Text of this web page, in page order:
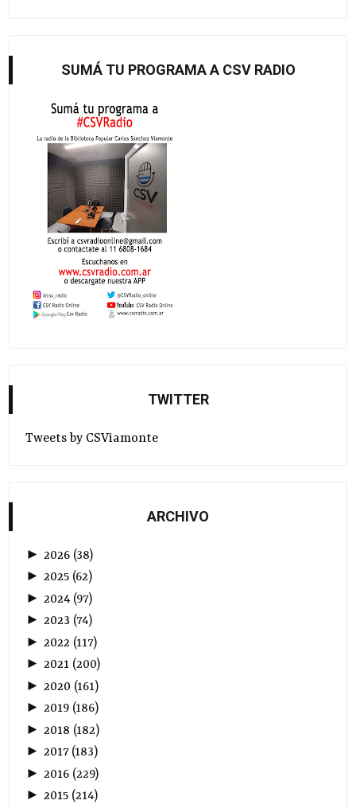
SUMÁ TU PROGRAMA A CSV RADIO
TWITTER
Tweets by CSViamonte
ARCHIVO
► 2026 (38)
►2025 (62)
► 2024 (97)
►2023 (74)
► 2022 (117)
►2021 (200)
► 2020 (161)
►2019 (186)
► 2018 (182)
►2017(183)
► 2016 (229)
►2015 (214)